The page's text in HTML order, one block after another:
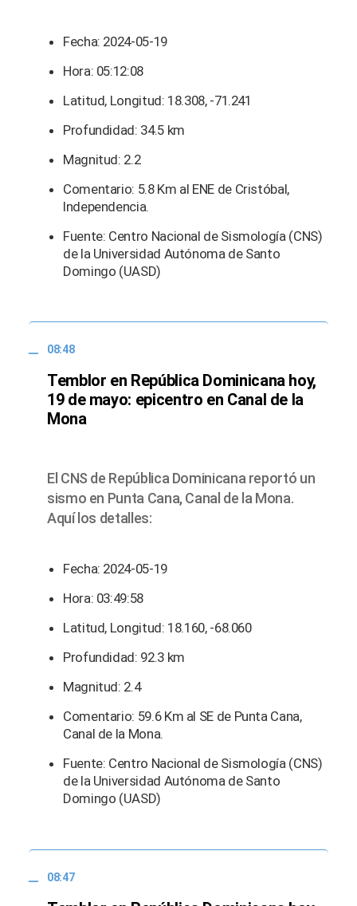
Fecha: 2024-05-19
Hora: 05:12:08
Latitud, Longitud: 18.308, -71.241
Profundidad: 34.5 km
Magnitud: 2.2
Comentario: 5.8 Km al ENE de Cristóbal,
Independencia.
Fuente: Centro Nacional de Sismología (CNS)
de la Universidad Autónoma de Santo
Domingo (UASD)
08:48
Temblor en República Dominicana hoy,
19 de mayo: epicentro en Canal de la
Mona
El CNS de República Dominicana reportó un
sismo en Punta Cana, Canal de la Mona.
Aquí los detalles:
Fecha: 2024-05-19
Hora: 03:49:58
Latitud, Longitud: 18.160, -68.060
Profundidad: 92.3 km
Magnitud: 2.4
Comentario: 59.6 Km al SE de Punta Cana,
Canal de la Mona.
Fuente: Centro Nacional de Sismología (CNS)
de la Universidad Autónoma de Santo
Domingo (UASD)
08:47